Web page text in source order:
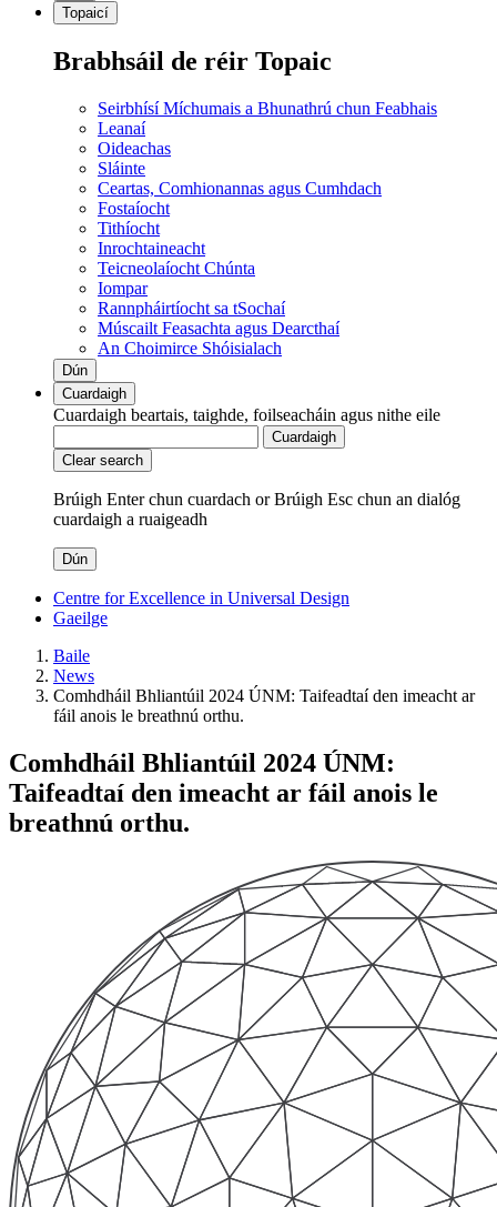
Topaicí
Brabhsáil de réir Topaic
Seirbhísí Míchumais a Bhunathrú chun Feabhais
Leanaí
Oideachas
Sláinte
Ceartas, Comhionannas agus Cumhdach
Fostaíocht
Tithíocht
Inrochtaineacht
Teicneolaíocht Chúnta
Iompar
Rannpháirtíocht sa tSochaí
Múscailt Feasachta agus Dearcthaí
An Choimirce Shóisialach
Dún
Cuardaigh
Cuardaigh beartais, taighde, foilseacháin agus nithe eile
Cuardaigh
Clear search
Brúigh Enter chun cuardach orBrúigh Esc chun an dialóg
cuardaigh a ruaigeadh
Dún
Centre for Excellence in Universal Design
Gaeilge
Baile
News
Comhdháil Bhliantúil 2024 ÚNM: Taifeadtaí den imeacht ar
fáil anois le breathnú orthu.
Comhdháil Bhliantúil 2024 ÚNM:
Taifeadtaí den imeacht ar fáil anois le
breathnú orthu.